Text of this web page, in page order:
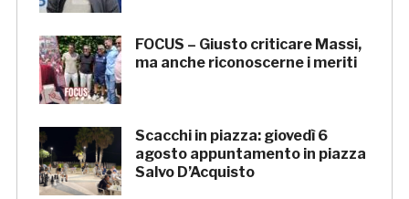
FOCUS – Giusto criticare Massi,
ma anche riconoscerne i meriti
Scacchi in piazza: giovedì 6
agosto appuntamento in piazza
Salvo D’Acquisto